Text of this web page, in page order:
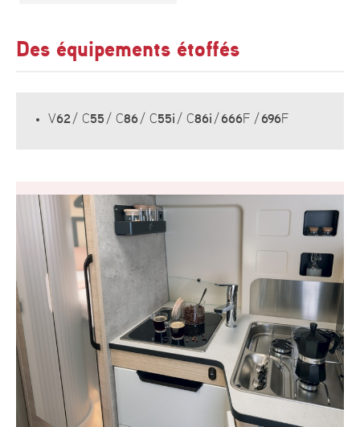
Des équipements étoffés
V62/ C55 / C86/ C55i / C86i /666F /696F